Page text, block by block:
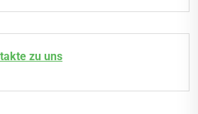
zu uns